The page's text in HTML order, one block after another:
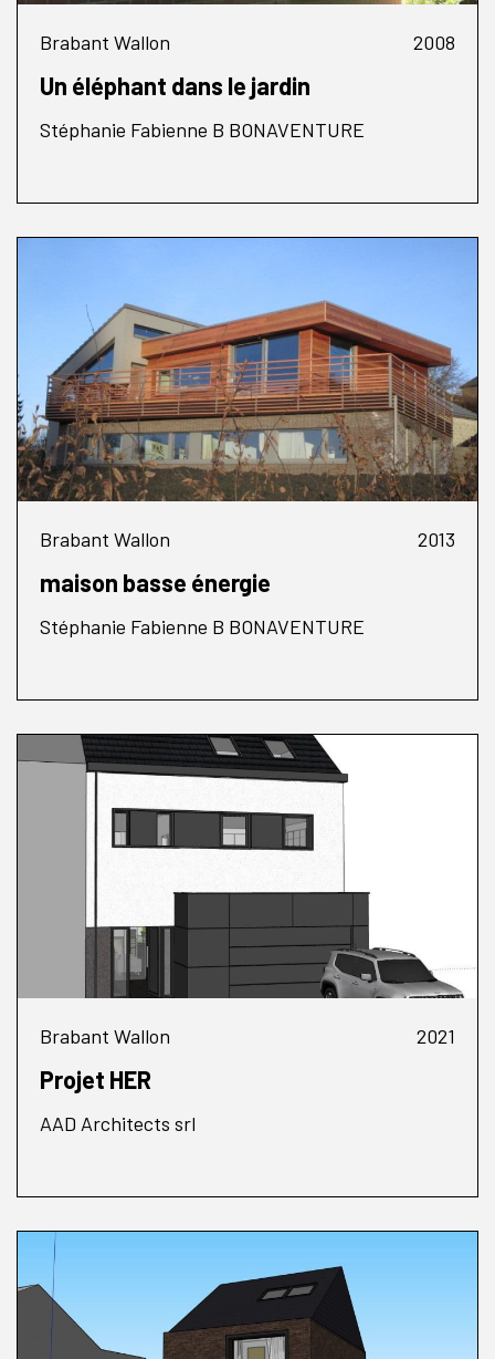
Brabant Wallon 2008
Un éléphant dans le jardin
Stéphanie Fabienne B BONAVENTURE
Brabant Wallon 2013
maison basse énergie
Stéphanie Fabienne B BONAVENTURE
Brabant Wallon 2021
Projet HER
AAD Architects srl